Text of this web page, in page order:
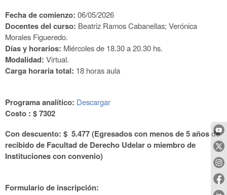
Fecha de comienzo: 06/05/2026
Docentes del curso: Beatriz Ramos Cabanellas; Verónica
Morales Figueredo.
Días y horarios: Miércoles de 18.30 a 20.30 hs.
Modalidad: Virtual.
Carga horaria total: 18 horas aula
Programa analítico: Descargar
Costo : $ 7302
Con descuento: $ 5.477 (Egresados con menos de 5 años de
recibido de Facultad de Derecho Udelar o miembro de
Instituciones con convenio)
Formulario de inscripción: